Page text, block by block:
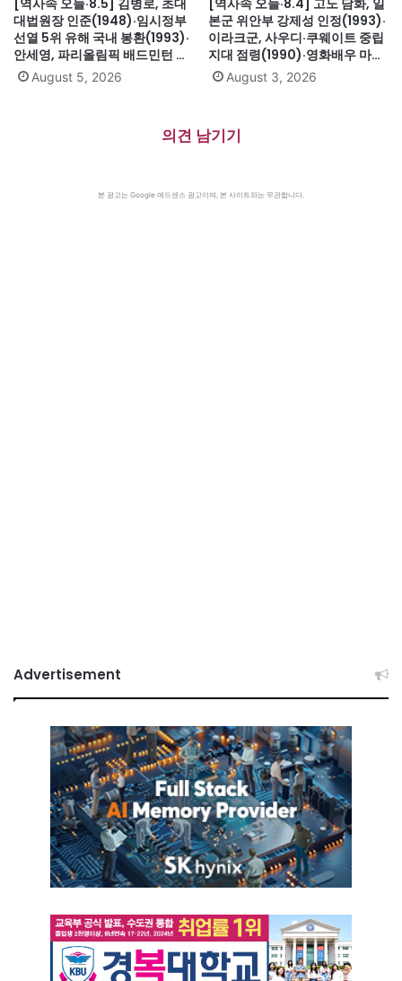
[역사속 오늘·8.5] 김병로, 초대
대법원장 인준(1948)·임시정부
선열 5위 유해 국내 봉환(1993)·
안세영, 파리올림픽 배드민턴 여
자단식 금메달(2024)·하시나 방
글라데시 총리 인도 망명
August 5, 2026
[역사속 오늘·8.4] 고노 담화, 일
본군 위안부 강제성 인정(1993)·
이라크군, 사우디·쿠웨이트 중립
지대 점령(1990)·영화배우 마릴
린 먼로 의문의 죽음(1962)
August 3, 2026
의견 남기기
본 광고는 Google 애드센스 광고이며, 본 사이트와는 무관합니다.
Advertisement